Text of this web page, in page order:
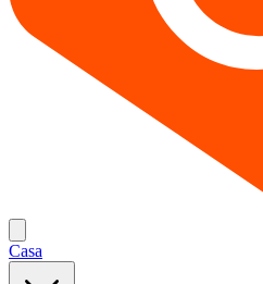
Casa